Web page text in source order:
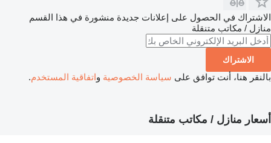
الاشتراك في الحصول على إعلانات جديدة منشورة في هذا القسم
منازل / مكاتب متنقلة
الاشتراك
بالنقر هنا، أنت توافق على سياسة الخصوصية واتفاقية المستخدم.
أسعار منازل / مكاتب متنقلة